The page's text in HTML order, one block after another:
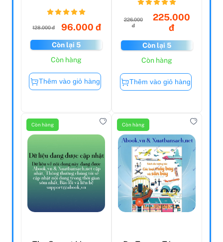
128.000 đ 96.000 đ
Còn lại 5
Còn hàng
Thêm vào giỏ hàng
226.000
đ
225.000
đ
Còn lại 5
Còn hàng
Thêm vào giỏ hàng
Còn hàng Còn hàng